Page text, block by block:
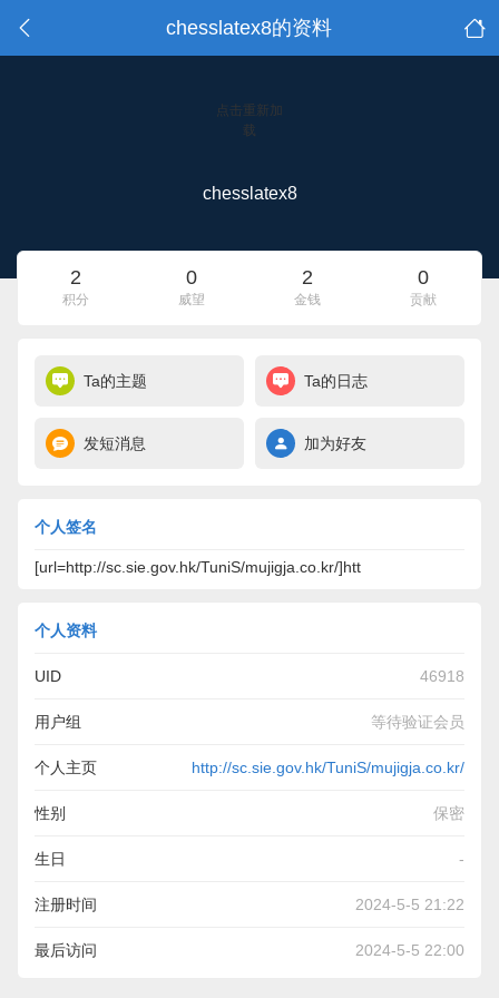
chesslatex8的资料
点击重新加
载
chesslatex8
2
积分
0
威望
2
金钱
0
贡献
Ta的主题 Ta的日志
发短消息 加为好友
个人签名
[url=http://sc.sie.gov.hk/TuniS/mujigja.co.kr/]htt
个人资料
UID 46918
用户组 等待验证会员
个人主页 http://sc.sie.gov.hk/TuniS/mujigja.co.kr/
性别 保密
生日 -
注册时间 2024-5-5 21:22
最后访问 2024-5-5 22:00